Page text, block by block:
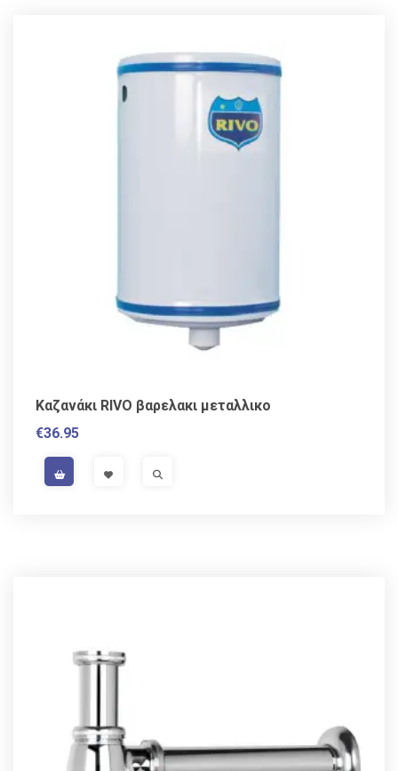
Καζανάκι RIVO βαρελακι μεταλλικο
€36.95
VISIT LINKVISIT LINK